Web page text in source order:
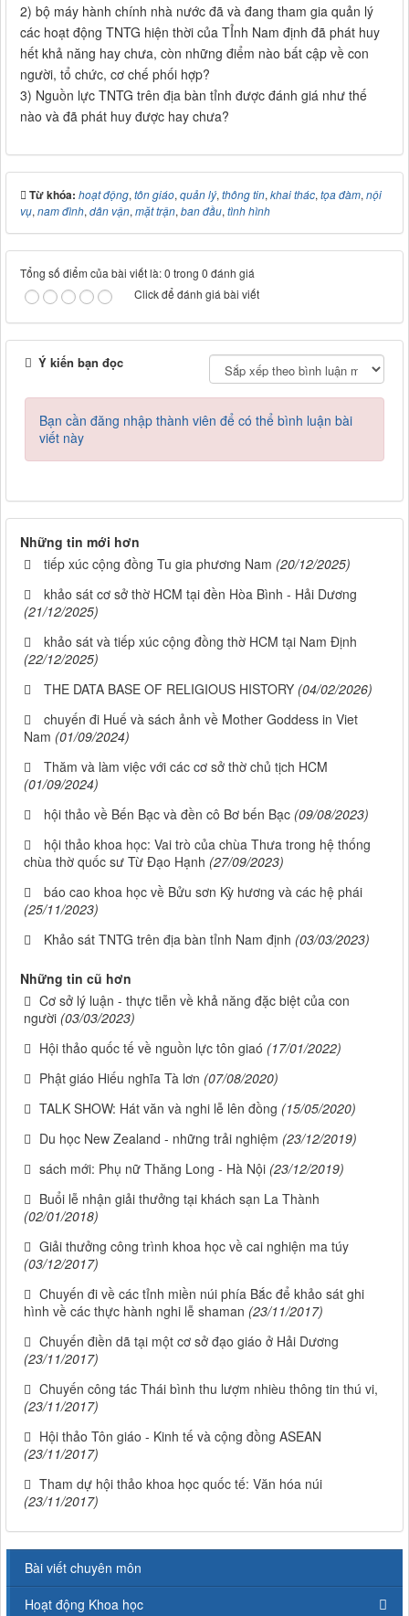
2) bộ máy hành chính nhà nước đã và đang tham gia quản lý
các hoạt động TNTG hiện thời của TỈnh Nam định đã phát huy
hết khả năng hay chưa, còn những điểm nào bất cập về con
người, tổ chức, cơ chế phối hợp?
3) Nguồn lực TNTG trên địa bàn tỉnh được đánh giá như thế
nào và đã phát huy được hay chưa?
Từ khóa: hoạt động, tôn giáo, quản lý, thông tin, khai thác, tọa đàm, nội
vụ, nam đình, dân vận, mặt trận, ban đầu, tình hình
Tổng số điểm của bài viết là: 0 trong 0 đánh giá
Click để đánh giá bài viết
Ý kiến bạn đọc
Bạn cần đăng nhập thành viên để có thể bình luận bài
viết này
Những tin mới hơn
tiếp xúc cộng đồng Tu gia phương Nam (20/12/2025)
khảo sát cơ sở thờ HCM tại đền Hòa Bình - Hải Dương
(21/12/2025)
khảo sát và tiếp xúc cộng đồng thờ HCM tại Nam Định
(22/12/2025)
THE DATA BASE OF RELIGIOUS HISTORY (04/02/2026)
chuyến đi Huế và sách ảnh về Mother Goddess in Viet
Nam (01/09/2024)
Thăm và làm việc với các cơ sở thờ chủ tịch HCM
(01/09/2024)
hội thảo về Bến Bạc và đền cô Bơ bến Bạc (09/08/2023)
hội thảo khoa học: Vai trò của chùa Thưa trong hệ thống
chùa thờ quốc sư Từ Đạo Hạnh (27/09/2023)
báo cao khoa học về Bửu sơn Kỳ hương và các hệ phái
(25/11/2023)
Khảo sát TNTG trên địa bàn tỉnh Nam định (03/03/2023)
Những tin cũ hơn
Cơ sở lý luận - thực tiễn về khả năng đặc biệt của con
người (03/03/2023)
Hội thảo quốc tế về nguồn lực tôn giaó (17/01/2022)
Phật giáo Hiếu nghĩa Tà lơn (07/08/2020)
TALK SHOW: Hát văn và nghi lễ lên đồng (15/05/2020)
Du học New Zealand - những trải nghiệm (23/12/2019)
sách mới: Phụ nữ Thăng Long - Hà Nội (23/12/2019)
Buổi lễ nhận giải thưởng tại khách sạn La Thành
(02/01/2018)
Giải thưởng công trình khoa học về cai nghiện ma túy
(03/12/2017)
Chuyến đi về các tỉnh miền núi phía Bắc để khảo sát ghi
hình về các thực hành nghi lễ shaman (23/11/2017)
Chuyến điền dã tại một cơ sở đạo giáo ở Hải Dương
(23/11/2017)
Chuyến công tác Thái bình thu lượm nhièu thông tin thú vi,
(23/11/2017)
Hội thảo Tôn giáo - Kinh tế và cộng đồng ASEAN
(23/11/2017)
Tham dự hội thảo khoa học quốc tế: Văn hóa núi
(23/11/2017)
Bài viết chuyên môn
Hoạt động Khoa học